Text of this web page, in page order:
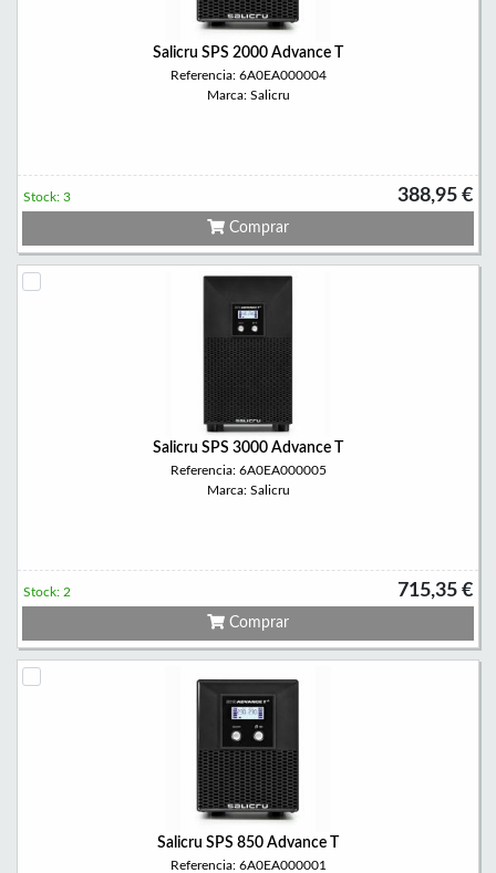
Salicru SPS 2000 Advance T
Referencia: 6A0EA000004
Marca: Salicru
388,95 €
Stock: 3
Comprar
Salicru SPS 3000 Advance T
Referencia: 6A0EA000005
Marca: Salicru
715,35 €
Stock: 2
Comprar
Salicru SPS 850 Advance T
Referencia: 6A0EA000001